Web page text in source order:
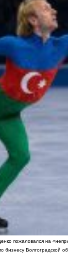
пожаловался на
бизнесу Волгоградской